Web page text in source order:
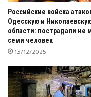
Российские войска
Одесскую и
области: пострадали не
семи человек
13/12/2025